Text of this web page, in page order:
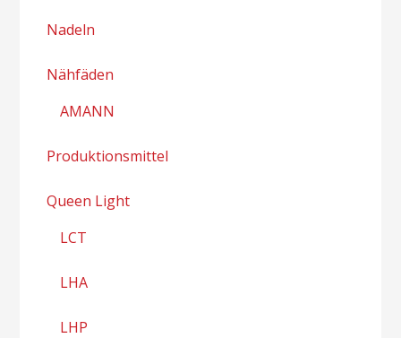
Nadeln
Nähfäden
AMANN
Produktionsmittel
Queen Light
LCT
LHA
LHP